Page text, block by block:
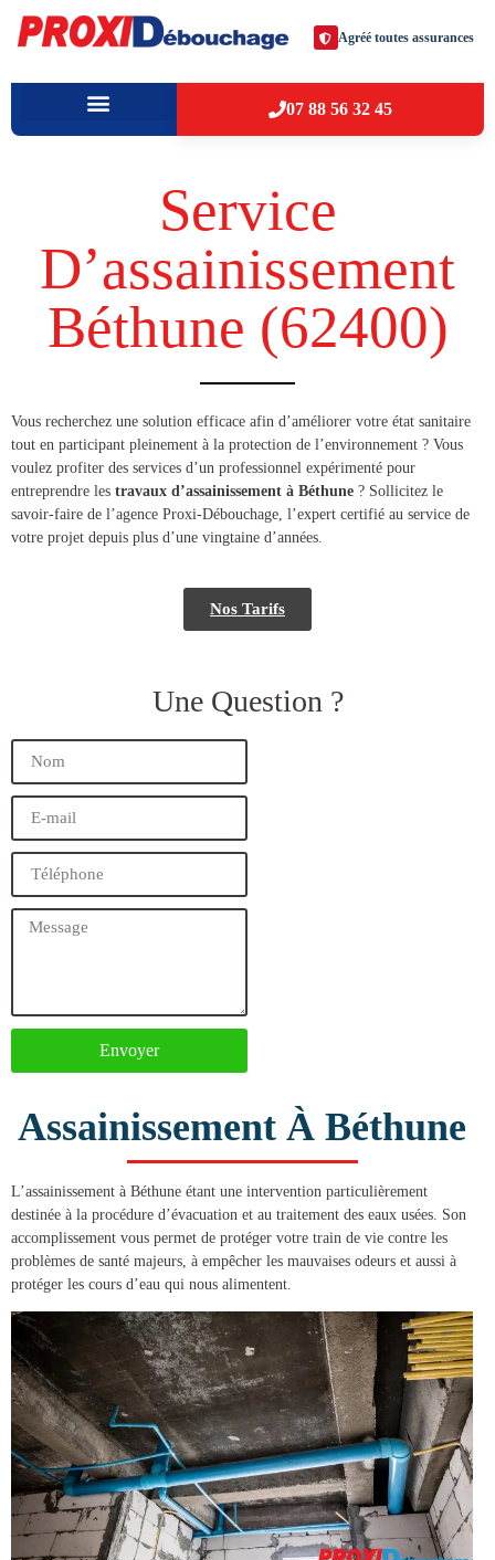
Agréé toutes assurances
07 88 56 32 45
Service
D’assainissement
Béthune (62400​)
​​Vous recherchez une solution efficace afin d’améliorer votre état sanitaire
tout en participant pleinement à la protection de l’environnement ? Vous
voulez profiter des services d’un professionnel expérimenté pour
entreprendre les travaux d’assainissement à Béthune ? Sollicitez le
savoir-faire de l’agence Proxi-Débouchage, l’expert certifié au service de
votre projet depuis plus d’une vingtaine d’années.
Nos Tarifs
Une Question ?
Envoyer
Assainissement À Béthune
L’assainissement à Béthune étant une intervention particulièrement
destinée à la procédure d’évacuation et au traitement des eaux usées. Son
accomplissement vous permet de protéger votre train de vie contre les
problèmes de santé majeurs, à empêcher les mauvaises odeurs et aussi à
protéger les cours d’eau qui nous alimentent.